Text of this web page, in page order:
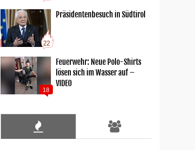
22
Präsidentenbesuch in Südtirol
18
Feuerwehr: Neue Polo-Shirts
lösen sich im Wasser auf –
VIDEO